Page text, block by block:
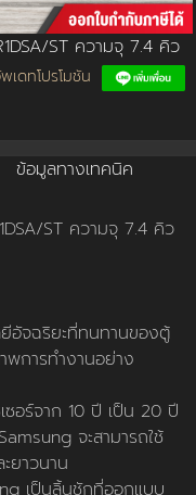
ST ความจุ 7.4 คิว
เดทโปรโมชัน
ข้อมูลทางเทคนิค